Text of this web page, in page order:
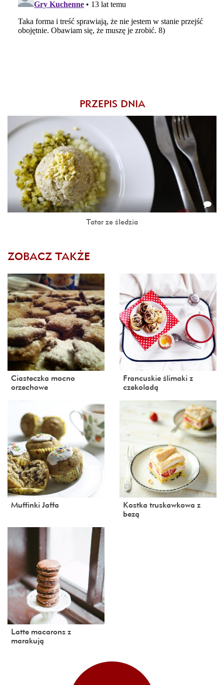
PRZEPIS DNIA
Tatar ze śledzia
ZOBACZ TAKŻE
Ciasteczka mocno
orzechowe
Francuskie ślimaki z
czekoladą
Muffinki Jaffa
Kostka truskawkowa z
bezą
Latte macarons z
marakują